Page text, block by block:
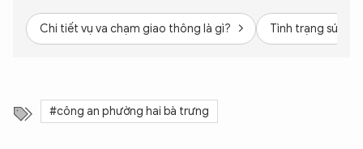
Chi tiết vụ va chạm giao thông là gì? Tình trạng sức
#công an phường hai bà trưng